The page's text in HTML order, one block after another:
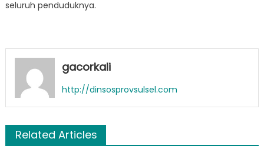
seluruh penduduknya.
gacorkali
http://dinsosprovsulsel.com
Related Articles